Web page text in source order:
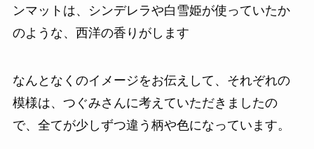
ンマットは、シンデレラや白雪姫が使っていたか
のような、西洋の香りがします
なんとなくのイメージをお伝えして、それぞれの
模様は、つぐみさんに考えていただきましたの
で、全てが少しずつ違う柄や色になっています。